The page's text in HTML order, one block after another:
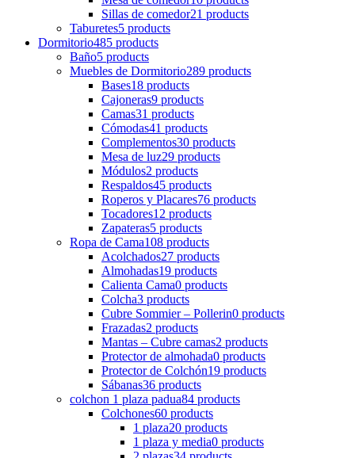
Sillas de comedor21 products
Taburetes5 products
Dormitorio485 products
Baño5 products
Muebles de Dormitorio289 products
Bases18 products
Cajoneras9 products
Camas31 products
Cómodas41 products
Complementos30 products
Mesa de luz29 products
Módulos2 products
Respaldos45 products
Roperos y Placares76 products
Tocadores12 products
Zapateras5 products
Ropa de Cama108 products
Acolchados27 products
Almohadas19 products
Calienta Cama0 products
Colcha3 products
Cubre Sommier – Pollerin0 products
Frazadas2 products
Mantas – Cubre camas2 products
Protector de almohada0 products
Protector de Colchón19 products
Sábanas36 products
colchon 1 plaza padua84 products
Colchones60 products
1 plaza20 products
1 plaza y media0 products